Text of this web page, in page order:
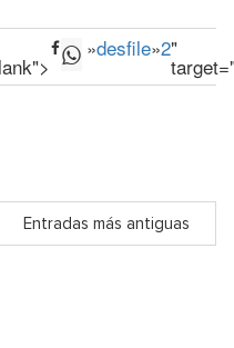
»desfile»2"
Entradas más antiguas